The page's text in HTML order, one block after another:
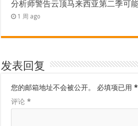
分析师警告云顶马来西亚第二季可
1 周 ago
发表回复
您的邮箱地址不会被公开。 必填项已用*
评论*